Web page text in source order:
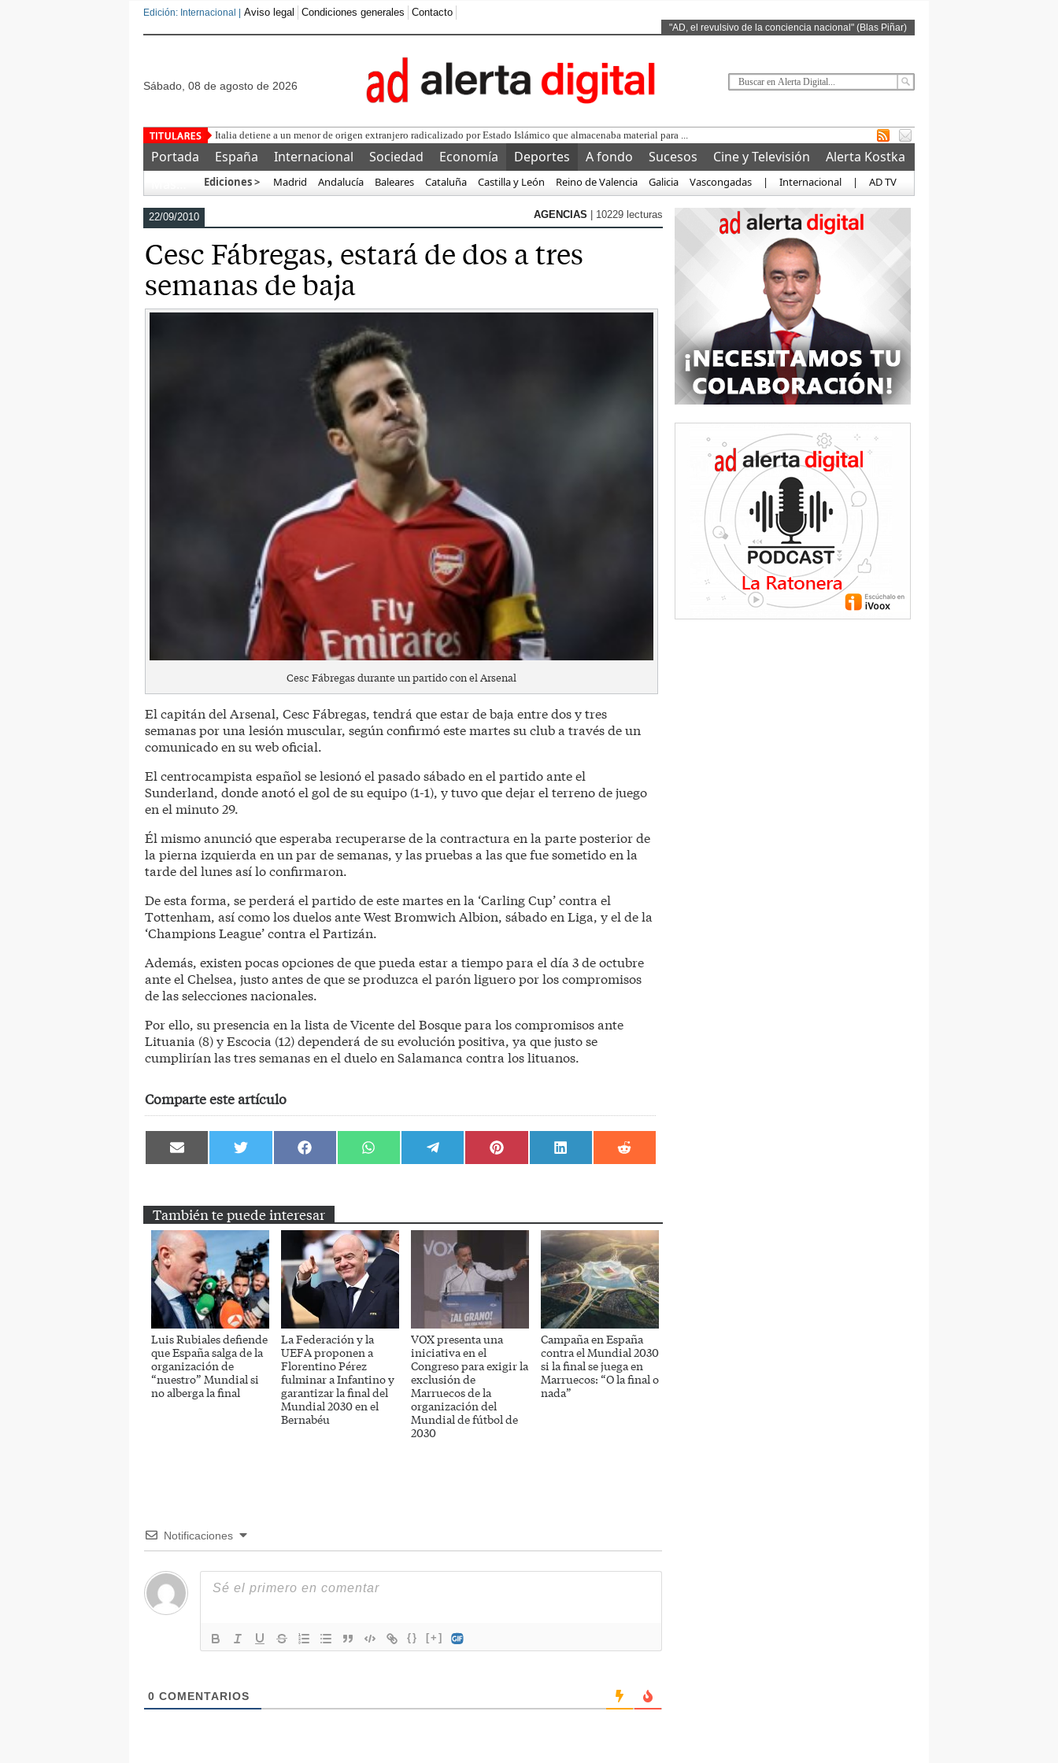
Edición: Internacional | Aviso legal Condiciones generales Contacto
"AD, el revulsivo de la conciencia nacional" (Blas Piñar)
sábado, 08 de agosto de 2026
U
Portada España Internacional Sociedad Economía Deportes A fondo Sucesos Cine y Televisión
Alerta Kostka
Ediciones > Madrid Andalucía Baleares Cataluña Castilla y León Reino de Valencia Galicia Vascongadas | Internacional | AD TV
22/09/2010 AGENCIAS | 10229 lecturas
Cesc Fábregas, estará de dos a tres
semanas de baja
Cesc Fábregas durante un partido con el Arsenal
El capitán del Arsenal, Cesc Fábregas, tendrá que estar de baja entre dos y tres
semanas por una lesión muscular, según confirmó este martes su club a través de un
comunicado en su web oficial.
El centrocampista español se lesionó el pasado sábado en el partido ante el
Sunderland, donde anotó el gol de su equipo (1-1), y tuvo que dejar el terreno de juego
en el minuto 29.
Él mismo anunció que esperaba recuperarse de la contractura en la parte posterior de
la pierna izquierda en un par de semanas, y las pruebas a las que fue sometido en la
tarde del lunes así lo confirmaron.
De esta forma, se perderá el partido de este martes en la ‘Carling Cup’ contra el
Tottenham, así como los duelos ante West Bromwich Albion, sábado en Liga, y el de la
‘Champions League’ contra el Partizán.
Además, existen pocas opciones de que pueda estar a tiempo para el día 3 de octubre
ante el Chelsea, justo antes de que se produzca el parón liguero por los compromisos
de las selecciones nacionales.
Por ello, su presencia en la lista de Vicente del Bosque para los compromisos ante
Lituania (8) y Escocia (12) dependerá de su evolución positiva, ya que justo se
cumplirían las tres semanas en el duelo en Salamanca contra los lituanos.
Comparte este artículo
Compartir
en
Compartir
en
Compartir
en
Compartir
en
Compartir
en
Compartir
en
Compartir
en
Compartir
en
También te puede interesar
Luis Rubiales defiende
que España salga de la
organización de
“nuestro” Mundial si
no alberga la final
La Federación y la
UEFA proponen a
Florentino Pérez
fulminar a Infantino y
garantizar la final del
Mundial 2030 en el
Bernabéu
VOX presenta una
iniciativa en el
Congreso para exigir la
exclusión de
Marruecos de la
organización del
Mundial de fútbol de
2030
Campaña en España
contra el Mundial 2030
si la final se juega en
Marruecos: “O la final o
nada”
Notificaciones
{} [+]
0 COMENTARIOS